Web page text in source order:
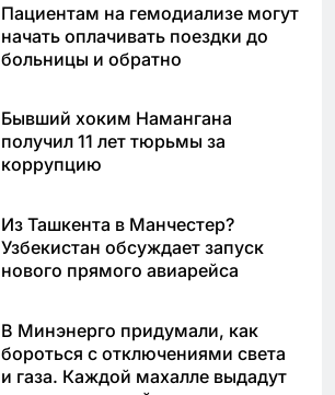
Пациентам на гемодиализе могут
начать оплачивать поездки до
больницы и обратно
Бывший хоким Намангана
получил 11 лет тюрьмы за
коррупцию
Из Ташкента в Манчестер?
Узбекистан обсуждает запуск
нового прямого авиарейса
В Минэнерго придумали, как
бороться с отключениями света
и газа. Каждой махалле выдадут